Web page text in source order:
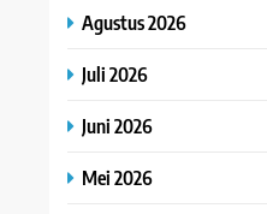
Agustus 2026
Juli 2026
Juni 2026
Mei 2026